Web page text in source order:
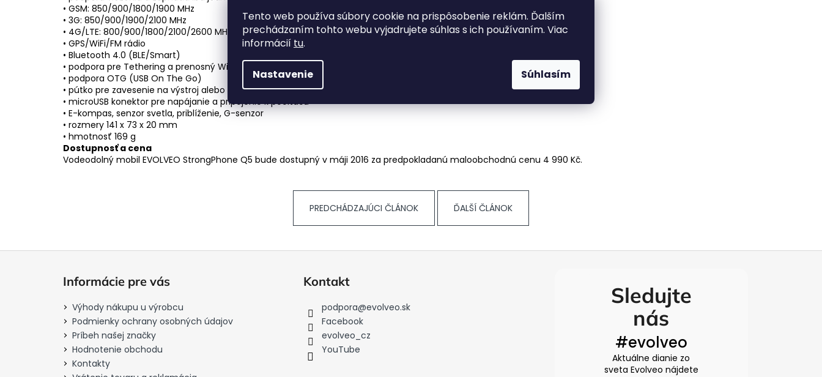
Tento web používa súbory cookie na prispôsobenie reklám. Ďalším
prechádzaním tohto webu vyjadrujete súhlas s ich používaním. Viac
informácií tu.
Nastavenie Súhlasím
• GSM: 850/900/1800/1900 MHz
• 3G: 850/900/1900/2100 MHz
• 4G/LTE: 800/900/1800/2100/2600 MHz (4G, Cat 4)
• GPS/WiFi/FM rádio
• Bluetooth 4.0 (BLE/Smart)
• podpora pre Tethering a prenosný WiFi HotSpot
• podpora OTG (USB On The Go)
• pútko pre zavesenie na výstroj alebo batoh
• microUSB konektor pre napájanie a pripojenie k počítaču
• E-kompas, senzor svetla, priblíženie, G-senzor
• rozmery 141 x 73 x 20 mm
• hmotnosť 169 g
Dostupnosť a cena
Vodeodolný mobil EVOLVEO StrongPhone Q5 bude dostupný v máji 2016 za predpokladanú maloobchodnú cenu 4 990 Kč.
PREDCHÁDZAJÚCI ČLÁNOK ĎALŠÍ ČLÁNOK
Informácie pre vás
Výhody nákupu u výrobcu
Podmienky ochrany osobných údajov
Príbeh našej značky
Hodnotenie obchodu
Kontakty
Kontakt
podpora@evolveo.sk
Facebook
evolveo_cz
YouTube
Sledujte
nás
#evolveo
Aktuálne dianie zo
sveta Evolveo nájdete